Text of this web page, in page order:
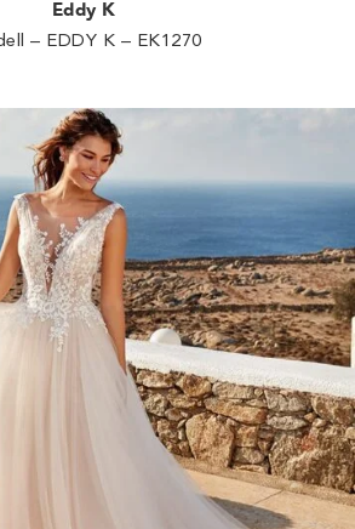
Eddy K
– EDDY K – EK1270